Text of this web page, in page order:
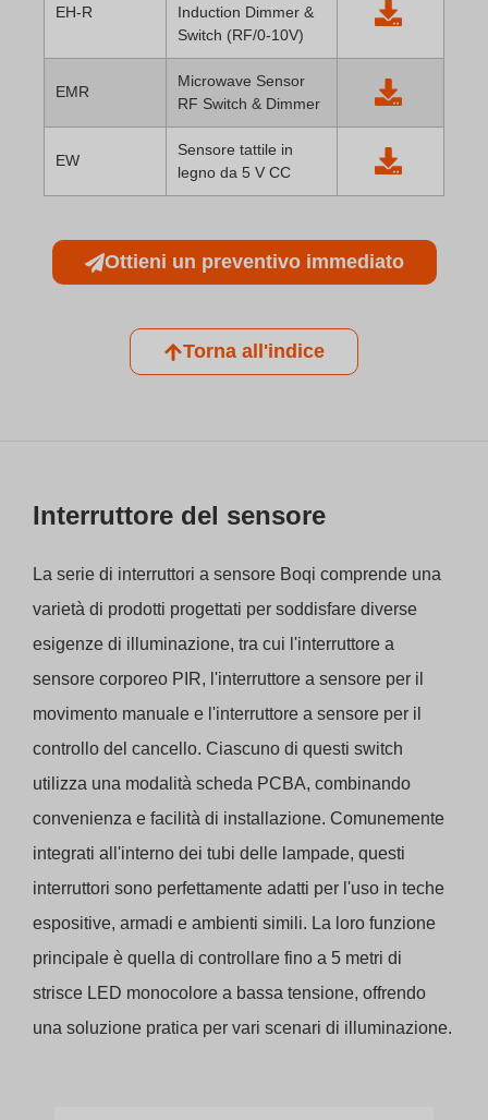
EH-R
Induction Dimmer &
Switch (RF/0-10V)
EMR
Microwave Sensor
RF Switch & Dimmer
EW
Sensore tattile in
legno da 5 V CC
Ottieni un preventivo immediato
Torna all'indice
Interruttore del sensore
La serie di interruttori a sensore Boqi comprende una
varietà di prodotti progettati per soddisfare diverse
esigenze di illuminazione, tra cui l'interruttore a
sensore corporeo PIR, l'interruttore a sensore per il
movimento manuale e l'interruttore a sensore per il
controllo del cancello. Ciascuno di questi switch
utilizza una modalità scheda PCBA, combinando
convenienza e facilità di installazione. Comunemente
integrati all'interno dei tubi delle lampade, questi
interruttori sono perfettamente adatti per l'uso in teche
espositive, armadi e ambienti simili. La loro funzione
principale è quella di controllare fino a 5 metri di
strisce LED monocolore a bassa tensione, offrendo
una soluzione pratica per vari scenari di illuminazione.